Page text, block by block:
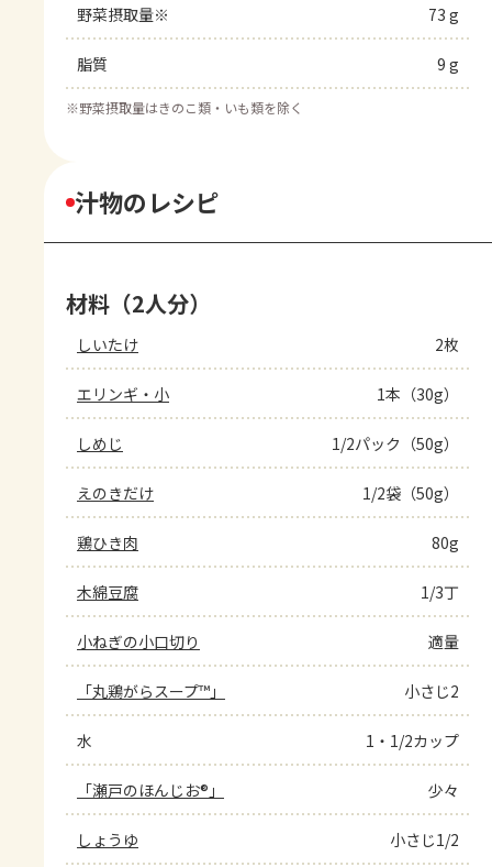
野菜摂取量※ 73 g
脂質 9 g
※野菜摂取量はきのこ類・いも類を除く
汁物のレシピ
材料（2人分）
しいたけ 2枚
エリンギ・小 1本（30g）
しめじ 1/2パック（50g）
えのきだけ 1/2袋（50g）
鶏ひき肉 80g
木綿豆腐 1/3丁
小ねぎの小口切り 適量
「丸鶏がらスープ™」 小さじ2
水 1・1/2カップ
「瀬戸のほんじお®」 少々
しょうゆ 小さじ1/2